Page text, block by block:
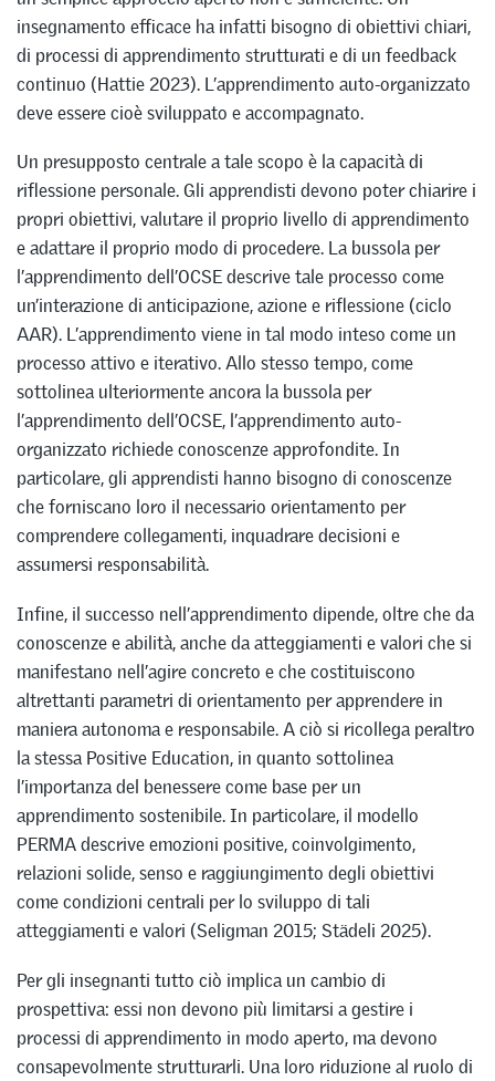
insegnamento efficace ha infatti bisogno di obiettivi chiari,
di processi di apprendimento strutturati e di un feedback
continuo (Hattie 2023). L’apprendimento auto-organizzato
deve essere cioè sviluppato e accompagnato.
Un presupposto centrale a tale scopo è la capacità di
riflessione personale. Gli apprendisti devono poter chiarire i
propri obiettivi, valutare il proprio livello di apprendimento
e adattare il proprio modo di procedere. La bussola per
l’apprendimento dell’OCSE descrive tale processo come
un’interazione di anticipazione, azione e riflessione (ciclo
AAR). L’apprendimento viene in tal modo inteso come un
processo attivo e iterativo. Allo stesso tempo, come
sottolinea ulteriormente ancora la bussola per
l’apprendimento dell’OCSE, l’apprendimento auto-
organizzato richiede conoscenze approfondite. In
particolare, gli apprendisti hanno bisogno di conoscenze
che forniscano loro il necessario orientamento per
comprendere collegamenti, inquadrare decisioni e
assumersi responsabilità.
Infine, il successo nell’apprendimento dipende, oltre che da
conoscenze e abilità, anche da atteggiamenti e valori che si
manifestano nell’agire concreto e che costituiscono
altrettanti parametri di orientamento per apprendere in
maniera autonoma e responsabile. A ciò si ricollega peraltro
la stessa Positive Education, in quanto sottolinea
l’importanza del benessere come base per un
apprendimento sostenibile. In particolare, il modello
PERMA descrive emozioni positive, coinvolgimento,
relazioni solide, senso e raggiungimento degli obiettivi
come condizioni centrali per lo sviluppo di tali
atteggiamenti e valori (Seligman 2015; Städeli 2025).
Per gli insegnanti tutto ciò implica un cambio di
prospettiva: essi non devono più limitarsi a gestire i
processi di apprendimento in modo aperto, ma devono
consapevolmente strutturarli. Una loro riduzione al ruolo di